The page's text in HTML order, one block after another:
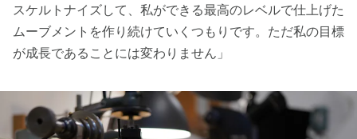
スケルトナイズして、私ができる最高のレベルで仕上げた
ムーブメントを作り続けていくつもりです。ただ私の目標
が成長であることには変わりません」